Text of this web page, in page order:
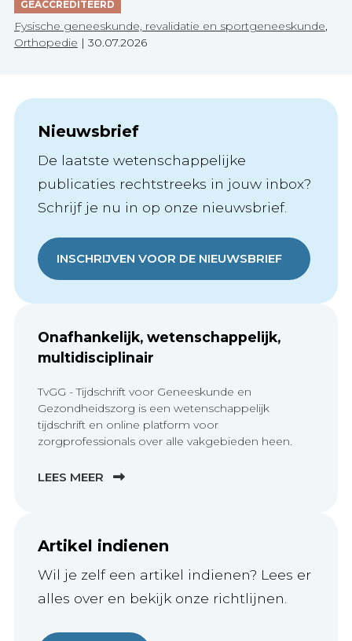
GEACCREDITEERD
Fysische geneeskunde, revalidatie en sportgeneeskunde
Orthopedie | 30.07.2026
Nieuwsbrief
De laatste wetenschappelijke
publicaties rechtstreeks in jouw inbox?
Schrijf je nu in op onze nieuwsbrief.
INSCHRIJVEN VOOR DE NIEUWSBRIEF
Onafhankelijk, wetenschappelijk,
multidisciplinair
TvGG - Tijdschrift voor Geneeskunde en
Gezondheidszorg is een wetenschappelijk
tijdschrift en online platform voor
zorgprofessionals over alle vakgebieden heen.
LEES MEER
Artikel indienen
Wil je zelf een artikel indienen? Lees er
alles over en bekijk onze richtlijnen.